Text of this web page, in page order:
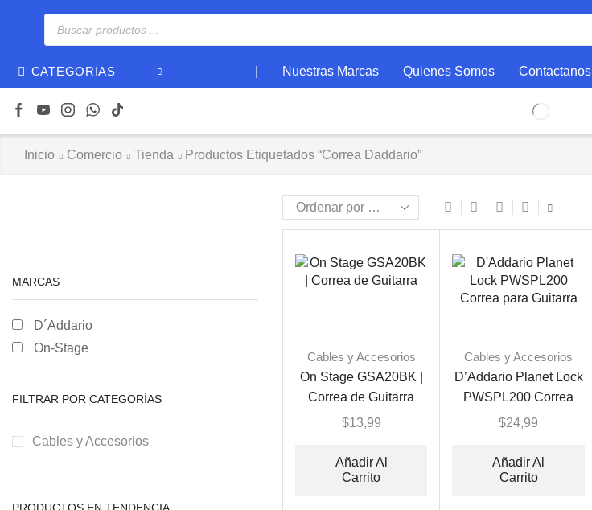
CATEGORIAS | Nuestras Marcas Quienes Somos Contactanos
Inicio Comercio Tienda Productos Etiquetados “correa Daddario”
Cables y Accesorios
On Stage GSA20BK |
Correa de Guitarra
$13,99
Añadir Al
Carrito
Cables y Accesorios
D’Addario Planet Lock
PWSPL200 Correa
para Guitarra
$24,99
Añadir Al
Carrito
MARCAS
D´Addario
On-Stage
FILTRAR POR CATEGORÍAS
Cables y Accesorios